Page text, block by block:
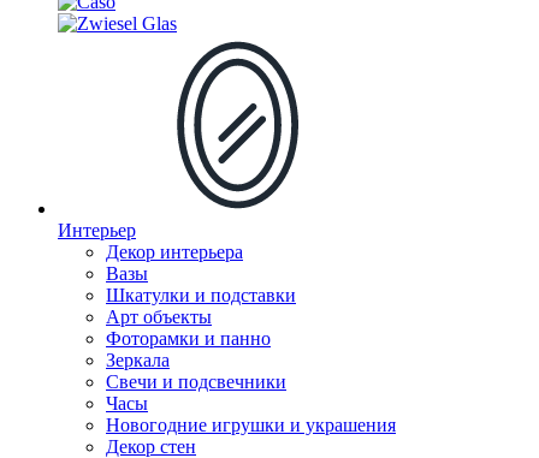
Интерьер
Декор интерьера
Вазы
Шкатулки и подставки
Арт объекты
Фоторамки и панно
Зеркала
Свечи и подсвечники
Часы
Новогодние игрушки и украшения
Декор стен